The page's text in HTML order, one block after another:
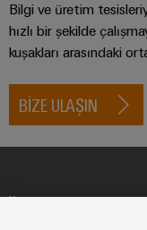
sektörleri
için
çözümler
Petrol
ve
Gaz
Proses
entegre
ve
PCB
PCB
Konnektör
Orijinal
I/O
Sistemleri
Endüstriyel
Ethernet
Bilgi ve üretim
hızlı bir şekilde
kuşakları arasındaki
BIZE ULAŞIN
Künye